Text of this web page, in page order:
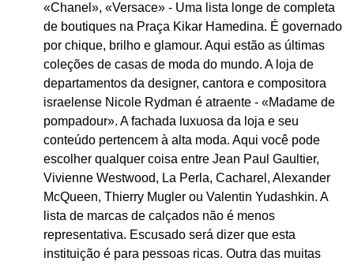
«Chanel», «Versace» - Uma lista longe de completa
de boutiques na Praça Kikar Hamedina. É governado
por chique, brilho e glamour. Aqui estão as últimas
coleções de casas de moda do mundo. A loja de
departamentos da designer, cantora e compositora
israelense Nicole Rydman é atraente - «Madame de
pompadour». A fachada luxuosa da loja e seu
conteúdo pertencem à alta moda. Aqui você pode
escolher qualquer coisa entre Jean Paul Gaultier,
Vivienne Westwood, La Perla, Cacharel, Alexander
McQueen, Thierry Mugler ou Valentin Yudashkin. A
lista de marcas de calçados não é menos
representativa. Escusado será dizer que esta
instituição é para pessoas ricas. Outra das muitas